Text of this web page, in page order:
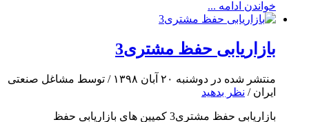
خواندن ادامه ...
بازاریابی حفظ مشتری3
منتشر شده در دوشنبه ۲۰ آبان ۱۳۹۸ / توسط مشاغل صنعتی
ایران / نظر بدهید
بازاریابی حفظ مشتری3 کمپین های بازاریابی حفظ